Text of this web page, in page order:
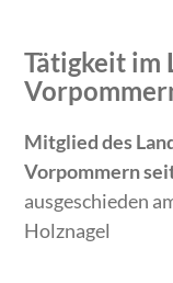
Tätigkeit im
Mitglied des
Vorpommern
ausgeschieden
Holznagel